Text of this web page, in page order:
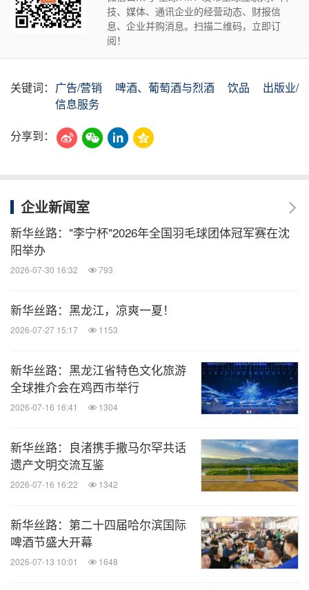
技、媒体、通讯企业的经营动态、财报信
息、企业并购消息。扫描二维码，立即订
阅！
关键词： 广告/营销 啤酒、葡萄酒与烈酒 饮品
出版业/
信息服务
分享到：
企业新闻室
新华丝路："李宁杯"2026年全国羽毛球团体冠军赛在沈
阳举办
2026-07-30 16:32 793
新华丝路：黑龙江，凉爽一夏！
2026-07-27 15:17 1153
新华丝路：黑龙江省特色文化旅游
全球推介会在鸡西市举行
2026-07-16 16:41 1304
新华丝路：良渚携手撒马尔罕共话
遗产文明交流互鉴
2026-07-16 16:22 1342
新华丝路：第二十四届哈尔滨国际
啤酒节盛大开幕
2026-07-13 10:01 1648